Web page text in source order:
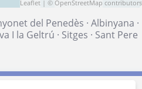
Leaflet | © OpenStreetMap contributors
del Penedès · Albinyana ·
I la Geltrú · Sitges · Sant Pere